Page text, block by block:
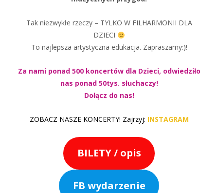
Tak niezwykłe rzeczy – TYLKO W FILHARMONII DLA
DZIECI
To najlepsza artystyczna edukacja. Zapraszamy:)!
Za nami ponad 500 koncertów dla Dzieci, odwiedziło
nas ponad 50tys. słuchaczy!
Dołącz do nas!
ZOBACZ NASZE KONCERTY! Zajrzyj: INSTAGRAM
BILETY / opis
FB wydarzenie